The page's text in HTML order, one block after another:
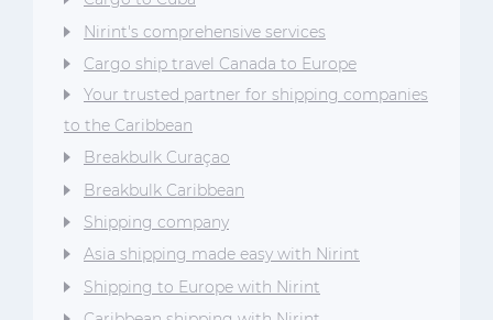
Nirint's comprehensive services
Cargo ship travel Canada to Europe
Your trusted partner for shipping companies
to the Caribbean
Breakbulk Curaçao
Breakbulk Caribbean
Shipping company
Asia shipping made easy with Nirint
Shipping to Europe with Nirint